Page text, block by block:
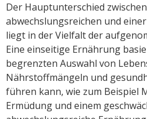
Der Hauptunterschied
abwechslungsreichen und
liegt in der Vielfalt der
Eine einseitige Ernährung
begrenzten Auswahl von
Nährstoffmängeln und
führen kann, wie zum Beispiel
Ermüdung und einem